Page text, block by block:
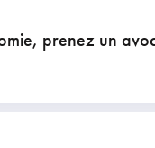
prenez un